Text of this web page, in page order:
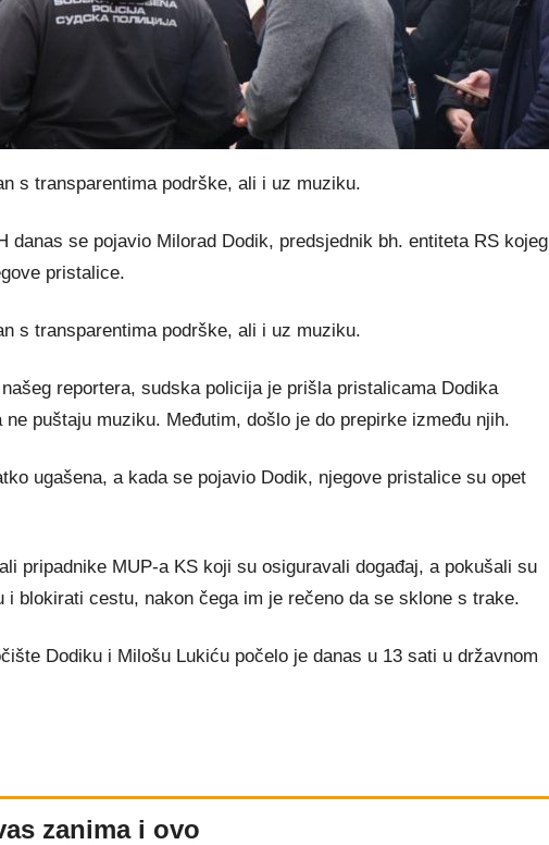
s transparentima podrške, ali i uz muziku.
danas se pojavio Milorad Dodik, predsjednik bh. entiteta RS kojeg
pristalice.
s transparentima podrške, ali i uz muziku.
reportera, sudska policija je prišla pristalicama Dodika
ne puštaju muziku. Međutim, došlo je do prepirke između njih.
ugašena, a kada se pojavio Dodik, njegove pristalice su opet
pripadnike MUP-a KS koji su osiguravali događaj, a pokušali su
i blokirati cestu, nakon čega im je rečeno da se sklone s trake.
Dodiku i Milošu Lukiću počelo je danas u 13 sati u državnom
zanima i ovo